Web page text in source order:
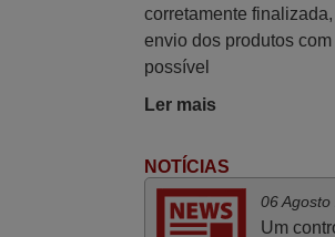
Ótimo produto!! Não
nenhuma
muito!!
A funcionar de
corretamente
envio dos produtos
possível
Ler mais
NOTÍCIAS
06 Agosto
Um